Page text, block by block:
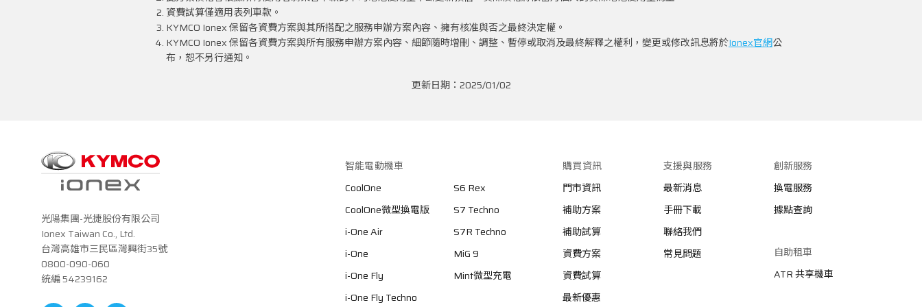
資費試算僅適用表列車款。
KYMCO Ionex 保留各資費方案與其所搭配之服務申辦方案內容、擁有核准與否之最終決定權。
KYMCO Ionex 保留各資費方案與所有服務申辦方案內容、細節隨時增刪、調整、暫停或取消及最終解釋之權利，變更或修改訊息將於Ionex官網公
布，恕不另行通知。
更新日期：2025/01/02
光陽集團-光捷股份有限公司
Ionex Taiwan Co., Ltd.
台灣高雄市三民區灣興街35號
0800-090-060
統編 54239162
智能電動機車
CoolOne
CoolOne微型換電版
i-One Air
i-One
i-One Fly
i-One Fly Techno
S6 Rex
S7 Techno
S7R Techno
MiG 9
Mint微型充電
購買資訊
門市資訊
補助方案
補助試算
資費方案
資費試算
最新優惠
支援與服務
最新消息
手冊下載
聯絡我們
常見問題
創新服務
換電服務
據點查詢
自助租車
ATR 共享機車